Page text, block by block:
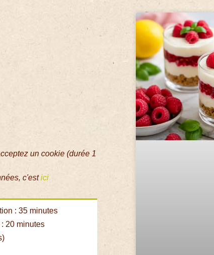
un cookie (durée 1
c'estici
: 35 minutes
20 minutes